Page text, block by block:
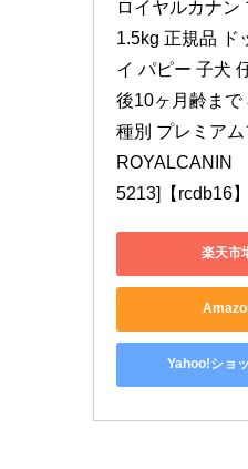
ロイヤルカナン
1.5kg 正規品 ド
イ パピー 子犬
後10ヶ月齢まで
種別 プレミア
ROYALCANIN
5213]【rcdb16
楽天市
Yahoo!ショ